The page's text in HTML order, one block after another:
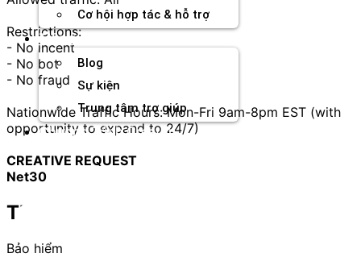
Cơ hội hợp tác & hỗ trợ
Tài nguyên
Blog
Sự kiện
Trung tâm trợ giúp
Chương Trình Creator
Restrictions:
- No incent
- No bot
- No fraud
Nationwide Traffic Hours: Mon-Fri 9am-8pm EST (with
opportunity to expand to 24/7)
CREATIVE REQUEST
Net30
Thông tin thương hiệu
Bảo hiểm